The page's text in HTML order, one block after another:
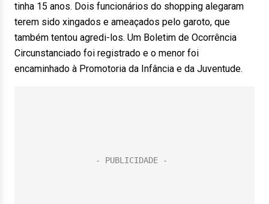
tinha 15 anos. Dois funcionários do shopping alegaram
terem sido xingados e ameaçados pelo garoto, que
também tentou agredi-los. Um Boletim de Ocorrência
Circunstanciado foi registrado e o menor foi
encaminhado à Promotoria da Infância e da Juventude.